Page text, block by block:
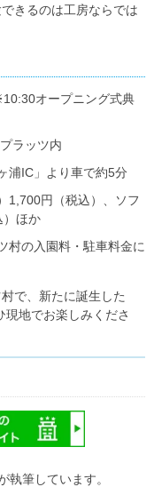
きるのは工房ならでは
オープニング式典
ラッツ内
浦IC」より車で約5分
1,700円（税込）、ソフ
）ほか
村の入園料・駐車料金に
で、新たに誕生した
現地でお楽しみくださ
筆しています。